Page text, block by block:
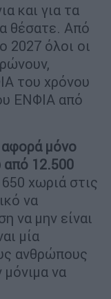
και για τα
θέσατε. Από
2027 όλοι οι
του χρόνου
ΕΝΦΙΑ από
μόνο
12.500
χωριά στις
να
να μην είναι
μία
ανθρώπους
μόνιμα να